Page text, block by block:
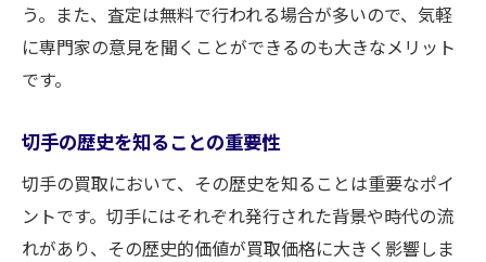
う。また、査定は無料で行われる場合が多いので、気軽
に専門家の意見を聞くことができるのも大きなメリット
です。
切手の歴史を知ることの重要性
切手の買取において、その歴史を知ることは重要なポイ
ントです。切手にはそれぞれ発行された背景や時代の流
れがあり、その歴史的価値が買取価格に大きく影響しま